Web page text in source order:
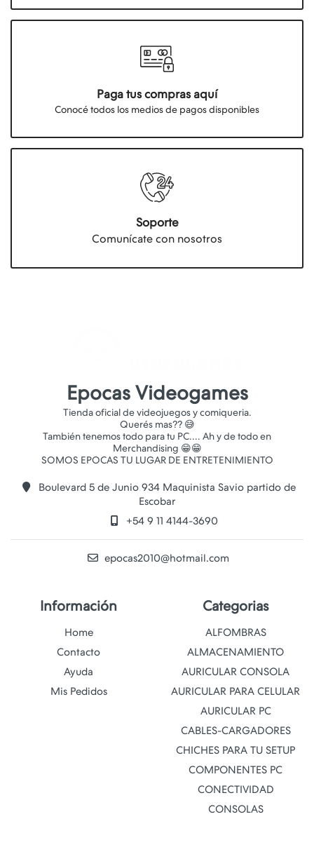
Paga tus compras aquí
Conocé todos los medios de pagos disponibles
Soporte
Comunícate con nosotros
Epocas Videogames
Tienda oficial de videojuegos y comiqueria.
Querés mas?? 😅
También tenemos todo para tu PC.... Ah y de todo en
Merchandising 😁😁
Boulevard 5 de Junio 934 Maquinista Savio partido de
Escobar
+54 9 11 4144-3690
epocas2010@hotmail.com
Información
Home
Contacto
Ayuda
Mis Pedidos
Categorias
ALFOMBRAS
ALMACENAMIENTO
AURICULAR CONSOLA
AURICULAR PARA CELULAR
AURICULAR PC
CABLES-CARGADORES
CHICHES PARA TU SETUP
COMPONENTES PC
CONECTIVIDAD
CONSOLAS